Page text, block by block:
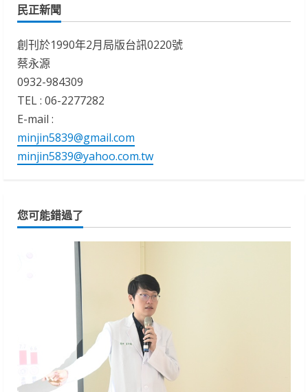
民正新聞
創刊於1990年2月局版台訊0220號
蔡永源
0932-984309
TEL : 06-2277282
E-mail :
minjin5839@gmail.com
minjin5839@yahoo.com.tw
您可能錯過了